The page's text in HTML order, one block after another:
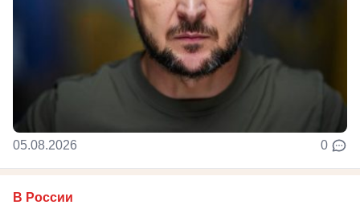
05.08.2026 0
В России